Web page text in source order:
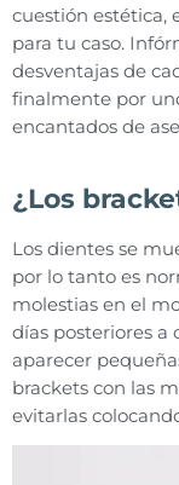
cuestión estética,
para tu caso.
desventajas de
finalmente por
encantados de
¿Los
Los dientes se
por lo tanto es
molestias en el
días posteriores a
aparecer
brackets con las
evitarlas